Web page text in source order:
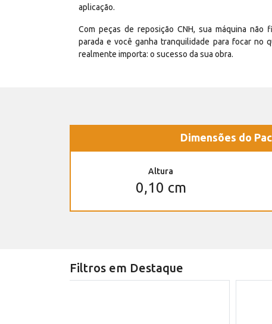
aplicação.
Com peças de reposição CNH, sua máquina não
parada e você ganha tranquilidade para focar no
realmente importa: o sucesso da sua obra.
Dimensões do
Altura
0,10 cm
Filtros em Destaque